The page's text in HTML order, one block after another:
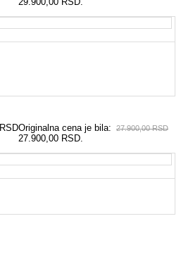
27.900,00RSD
Originalna cena je bila:
27.900,00 RSD.
RSD